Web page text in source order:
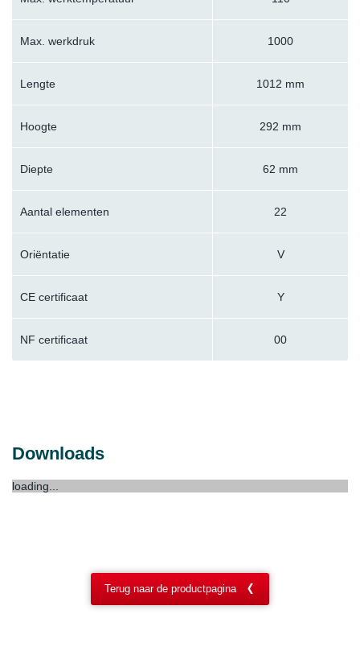
Max. werkdruk 1000
Lengte 1012 mm
Hoogte 292 mm
Diepte 62 mm
Aantal elementen 22
Oriëntatie V
CE certificaat Y
NF certificaat 00
Downloads
loading...
Terug naar de productpagina